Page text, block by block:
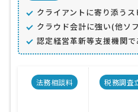
クライアントに寄り添う
クラウド会計に強い(他ソ
認定経営革新等支援機関
法務相談料 税務調査